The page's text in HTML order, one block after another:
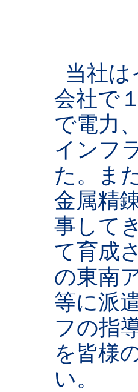
当社
会社で
で電力
インフ
た。ま
金属精
事して
て育成
の東南
等に派
フの指
を皆様
い。